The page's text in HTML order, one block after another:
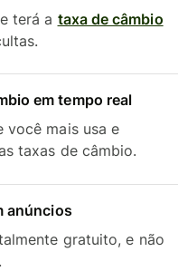
terá a taxa de câmbio
em tempo real
você mais usa e
taxas de câmbio.
anúncios
gratuito, e não